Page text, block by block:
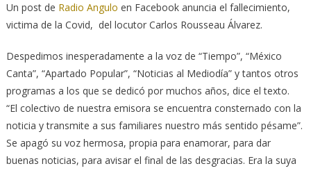
Un post de Radio Angulo en Facebook anuncia el fallecimiento,
victima de la Covid, del locutor Carlos Rousseau Álvarez.
Despedimos inesperadamente a la voz de “Tiempo”, “México
Canta”, “Apartado Popular”, “Noticias al Mediodía” y tantos otros
programas a los que se dedicó por muchos años, dice el texto.
“El colectivo de nuestra emisora se encuentra consternado con la
noticia y transmite a sus familiares nuestro más sentido pésame”.
Se apagó su voz hermosa, propia para enamorar, para dar
buenas noticias, para avisar el final de las desgracias. Era la suya